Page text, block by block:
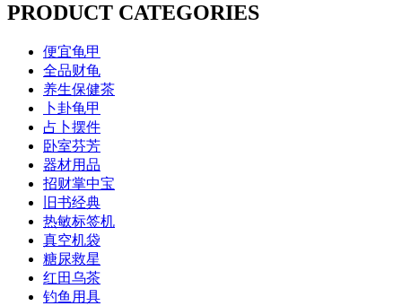
PRODUCT CATEGORIES
便宜龟甲
全品财龟
养生保健茶
卜卦龟甲
占卜摆件
卧室芬芳
器材用品
招财掌中宝
旧书经典
热敏标签机
真空机袋
糖尿救星
红田乌茶
钓鱼用具